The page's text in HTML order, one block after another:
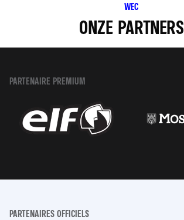
WEC
ONZE PARTNERS
PARTENAIRE PREMIUM
PARTENAIRES OFFICIELS